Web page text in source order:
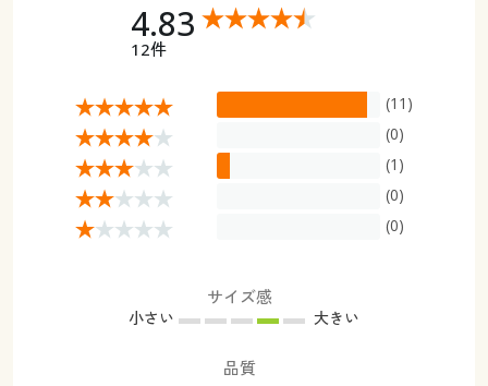
サポート
ご利用ガイド
よくある質問とお問い合わせ
ご利用ガイド
よくある質問とお問い合わせ
4.83
12件
(11)
(0)
(1)
(0)
(0)
サイズ感
小さい 大きい
品質